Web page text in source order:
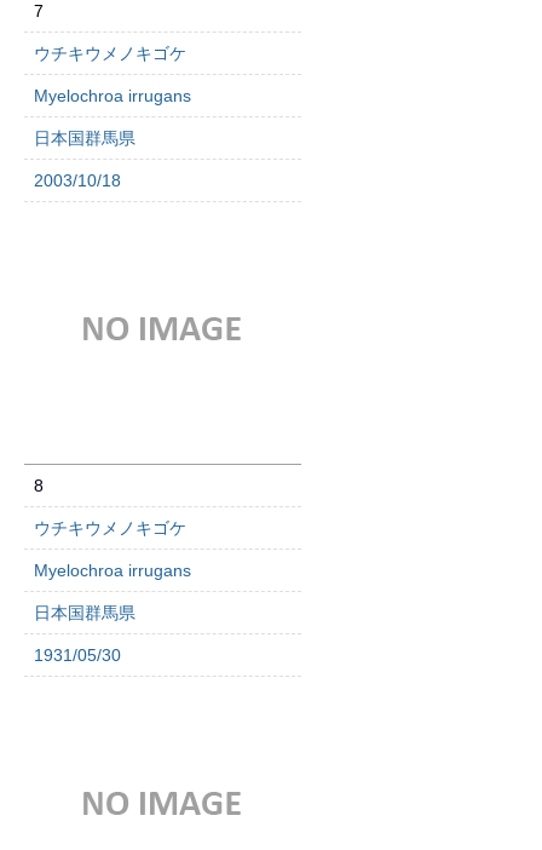
7
ウチキウメノキゴケ
Myelochroa irrugans
日本国群馬県
2003/10/18
8
ウチキウメノキゴケ
Myelochroa irrugans
日本国群馬県
1931/05/30